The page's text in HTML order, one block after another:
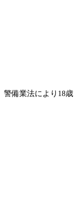
警備業法により18歳